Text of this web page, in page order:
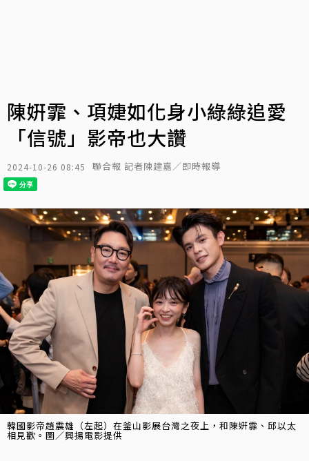
陳姸霏、項婕如化身小綠綠追愛
「信號」影帝也大讚
2024-10-26 08:45 聯合報 記者陳建嘉／即時報導
韓國影帝趙震雄（左起）在釜山影展台灣之夜上，和陳姸霏、邱以太
相見歡。圖／興揚電影提供